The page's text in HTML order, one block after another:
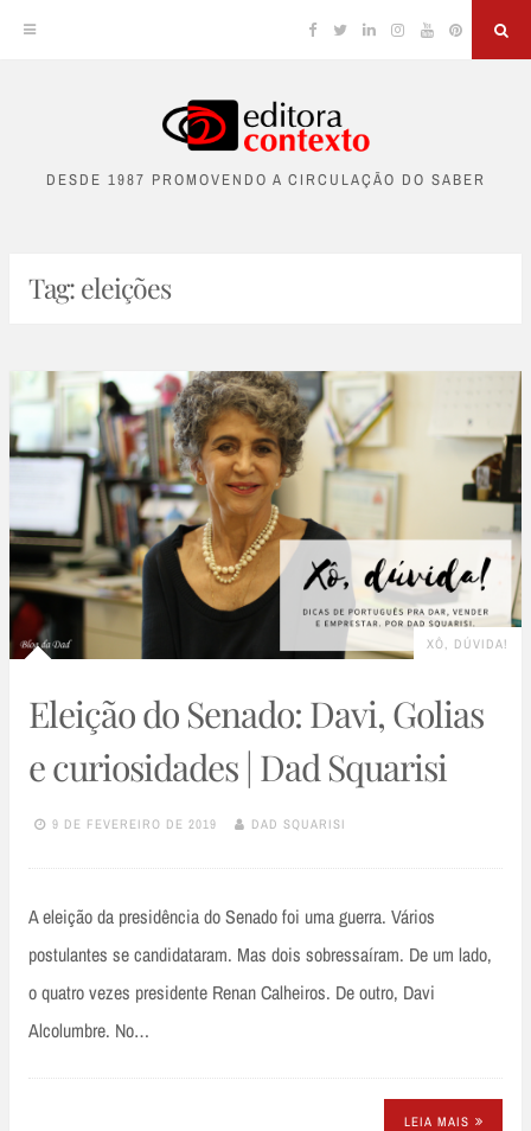
content
Facebook
TwitterLinkedinInstagram
YouTubePinterest
DESDE 1987 PROMOVENDO A CIRCULAÇÃO DO SABER
Tag:eleições
XÔ, DÚVIDA!
Eleição do Senado: Davi, Golias
e curiosidades | Dad Squarisi
9 DE FEVEREIRO DE 2019 DAD SQUARISI
A eleição da presidência do Senado foi uma guerra. Vários
postulantes se candidataram. Mas dois sobressaíram. De um lado,
o quatro vezes presidente Renan Calheiros. De outro, Davi
Alcolumbre. No…
LEIA MAIS